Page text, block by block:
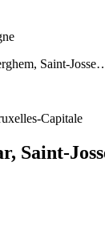
Saint-
Capitale
, Saint-